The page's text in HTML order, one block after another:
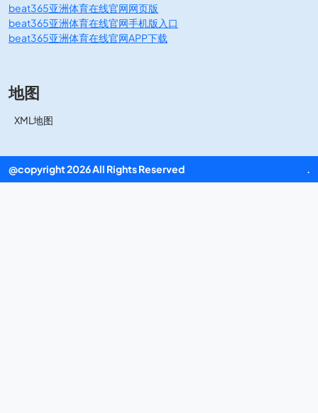
beat365亚洲体育在线官网网页版
beat365亚洲体育在线官网手机版入口
beat365亚洲体育在线官网APP下载
地图
XML地图
@copyright 2026 All Rights Reserved .